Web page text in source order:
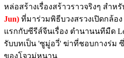
หล่อสร้างเรื่องสร้าวราวจริงๆ สำหรั
Jun) ที่มาร่วมพิธีบวงสรวงเปิดกล้อ
แรกกับซีรีส์จีนเรื่อง ตำนานนทีมืด
รับบทเป็น 'ซูมู่อวี่' ฆ่าที่ชอบกางร่ม
ของโจวมู่หนาน